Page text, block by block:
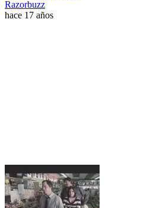
Razorbuzz
hace 17 años